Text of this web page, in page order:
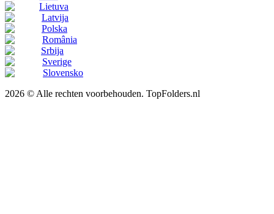
Lietuva
Latvija
Polska
România
Srbija
Sverige
Slovensko
2026 © Alle rechten voorbehouden. TopFolders.nl